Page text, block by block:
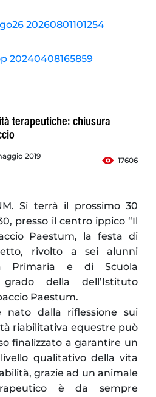
terapeutiche: chiusura
2019
17606
Si terrà il prossimo 30
presso il centro ippico “Il
Paestum, la festa di
rivolto a sei alunni
Primaria e di Scuola
della dell’Istituto
Paestum.
nato dalla riflessione sui
riabilitativa equestre può
finalizzato a garantire un
qualitativo della vita
grazie ad un animale
è da sempre